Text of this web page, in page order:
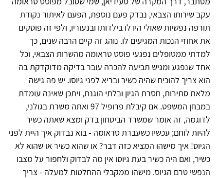
עקב שירותו הצבאי, נבדק פעם נוספת, הפעם לאיתור נקודת
תורפה נפשיות שאולי היו לו בילדותו ובנעוריו, ולפי זה פוסקים
את אחוזי הנכות המגיעים לו. נוהג זה קיים הרבה שנים, כך
למדתי ממטופלים נפגעי פוסט טראומה מהשרות הצבאי, וכל
אחד שנפגע ומגיש תביעה להכרה עובר בדיקה מדוקדקת בה
הוא צריך להוכיח שהיה כשיר ובריא לפני גיוסו. יש פה גישה
מלאת סתירות, חסרת הגיון ובלתי הוגנת, ויתכן שאינה עומדת
במבחן המשפט. אם קיבלת פרופיל 97 ואתה משרת בגולני,
לדוגמה, זה אומר שמשרד הביטחון בדק ומצא שאתה כשיר
להיות לוחם; עכשיו כשעברת טראומה - בוא נבדוק איך היית לפני
הגיוס! איך מישהו המציא כזה דבר? או שהוא כשיר או שהוא לא
כשיר, ואם היה כשיר בעת גיוסו אין מה לבדוק ולחפור על מצבו
הנפשי טרם הגיוס. מישהו ממקבלי ההחלטות למעלה - צריך